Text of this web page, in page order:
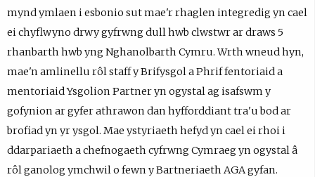
mynd ymlaen i esbonio sut mae'r rhaglen integredig yn cael
ei chyflwyno drwy gyfrwng dull hwb clwstwr ar draws 5
rhanbarth hwb yng Nghanolbarth Cymru. Wrth wneud hyn,
mae'n amlinellu rôl staff y Brifysgol a Phrif fentoriaid a
mentoriaid Ysgolion Partner yn ogystal ag isafswm y
gofynion ar gyfer athrawon dan hyfforddiant tra'u bod ar
brofiad yn yr ysgol. Mae ystyriaeth hefyd yn cael ei rhoi i
ddarpariaeth a chefnogaeth cyfrwng Cymraeg yn ogystal â
rôl ganolog ymchwil o fewn y Bartneriaeth AGA gyfan.